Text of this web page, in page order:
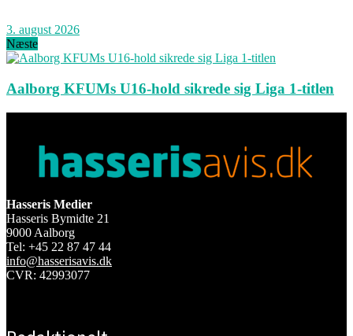
3. august 2026
Næste
Aalborg KFUMs U16-hold sikrede sig Liga 1-titlen
Hasseris Medier
Hasseris Bymidte 21
9000 Aalborg
Tel: +45 22 87 47 44
info@hasserisavis.dk
CVR: 42993077